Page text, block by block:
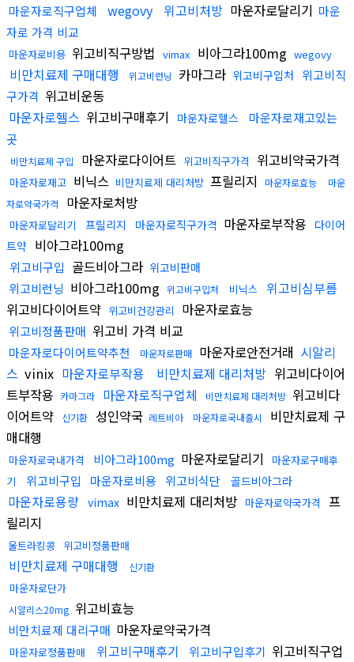
마운자로직구업체 wegovy 위고비처방 마운자로달리기 마운
자로 가격 비교
마운자로비용 위고비직구방법 vimax 비아그라100mg wegovy
비만치료제 구매대행 위고비런닝 카마그라 위고비구입처 위고비직
구가격 위고비운동
마운자로헬스 위고비구매후기 마운자로헬스
마운자로재고있는
곳
비만치료제 구입 마운자로다이어트 위고비직구가격 위고비약국가격
마운자로재고 비닉스 비만치료제 대리처방 프릴리지 마운자로효능
마운
자로약국가격
마운자로처방
마운자로달리기 프릴리지 마운자로직구가격 마운자로부작용 다이어
트약 비아그라100mg
위고비구입 골드비아그라 위고비판매
위고비런닝 비아그라100mg 위고비구입처 비닉스
위고비심부름
위고비다이어트약 위고비건강관리 마운자로효능
위고비정품판매 위고비 가격 비교
마운자로다이어트약추천 마운자로판매 마운자로안전거래 시알리
스 vinix 마운자로부작용 비만치료제 대리처방 위고비다이어
트부작용 카마그라 마운자로직구업체 비만치료제 대리처방 위고비다
이어트약
신기환 성인약국 레트비아 마운자로국내출시
비만치료제 구
매대행
마운자로국내가격 비아그라100mg 마운자로달리기
마운자로구매후
기
위고비구입 마운자로비용 위고비식단 골드비아그라
마운자로용량 vimax 비만치료제 대리처방 마운자로약국가격
프
릴리지
울트라킹콩 위고비정품판매
비만치료제 구매대행 신기환
마운자로단가
시알리스20mg 위고비효능
비만치료제 대리구매 마운자로약국가격
마운자로정품판매 위고비구매후기 위고비구입후기 위고비직구업